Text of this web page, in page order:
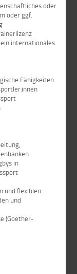
oder
oder ggf.
internationales
Fähigkeiten
in
und flexiblen
und
(Goether-